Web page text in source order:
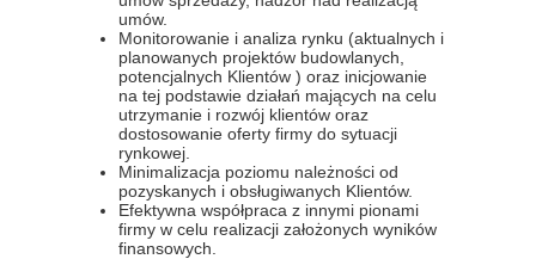
umów.
Monitorowanie i analiza rynku (aktualnych i
planowanych projektów budowlanych,
potencjalnych Klientów ) oraz inicjowanie
na tej podstawie działań mających na celu
utrzymanie i rozwój klientów oraz
dostosowanie oferty firmy do sytuacji
rynkowej.
Minimalizacja poziomu należności od
pozyskanych i obsługiwanych Klientów.
Efektywna współpraca z innymi pionami
firmy w celu realizacji założonych wyników
finansowych.